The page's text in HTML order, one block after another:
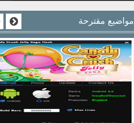
مواضيع مقترحة